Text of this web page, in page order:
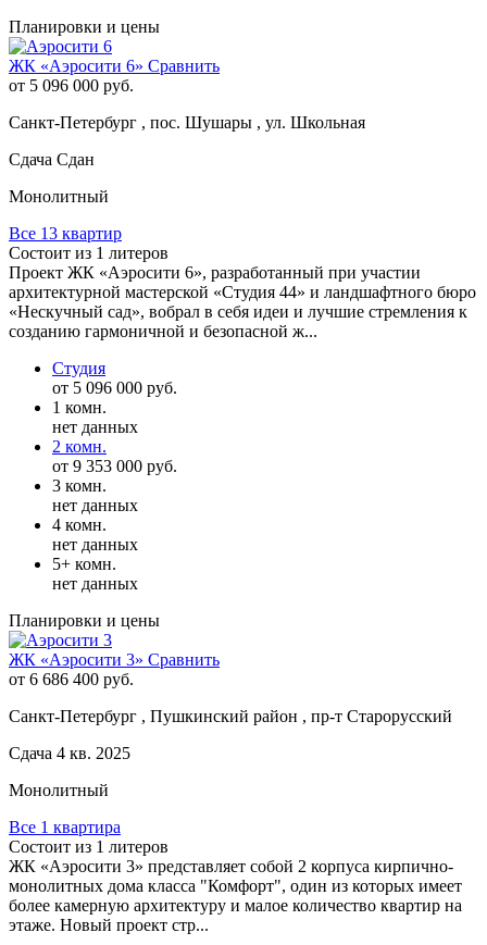
Планировки и цены
ЖК «Аэросити 6» Сравнить
от 5 096 000 руб.
Санкт-Петербург , пос. Шушары , ул. Школьная
Сдача Сдан
Монолитный
Все 13 квартир
Состоит из 1 литеров
Проект ЖК «Аэросити 6», разработанный при участии
архитектурной мастерской «Студия 44» и ландшафтного бюро
«Нескучный сад», вобрал в себя идеи и лучшие стремления к
созданию гармоничной и безопасной ж...
Студия
от 5 096 000 руб.
1 комн.
нет данных
2 комн.
от 9 353 000 руб.
3 комн.
нет данных
4 комн.
нет данных
5+ комн.
нет данных
Планировки и цены
ЖК «Аэросити 3» Сравнить
от 6 686 400 руб.
Санкт-Петербург , Пушкинский район , пр-т Старорусский
Сдача 4 кв. 2025
Монолитный
Все 1 квартира
Состоит из 1 литеров
ЖК «Аэросити 3» представляет собой 2 корпуса кирпично-
монолитных дома класса "Комфорт", один из которых имеет
более камерную архитектуру и малое количество квартир на
этаже. Новый проект стр...